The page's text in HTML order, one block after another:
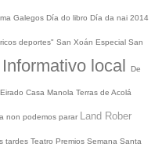
Galegos Día do libro Día da nai 2014
deportes" San Xoán Especial San
Informativo local De
Eirado Casa Manola Terras de Acolá
non podemos parar Land Rober
tardes Teatro Premios Semana Santa